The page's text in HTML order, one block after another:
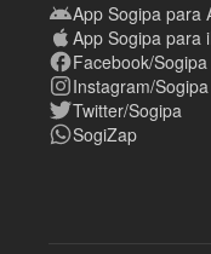
App Sogipa para
App Sogipa para
Facebook/Sogipa
Instagram/Sogipa
Twitter/Sogipa
SogiZap